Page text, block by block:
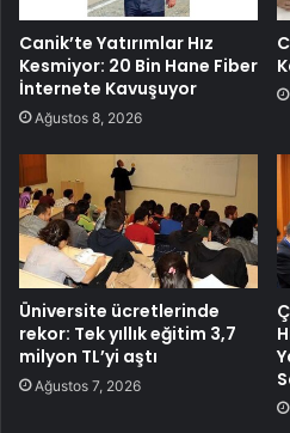
Canik’te Yatırımlar Hız
Kesmiyor: 20 Bin Hane Fiber
İnternete Kavuşuyor
Ağustos 8, 2026
Üniversite ücretlerinde
rekor: Tek yıllık eğitim 3,7
milyon TL’yi aştı
Ağustos 7, 2026